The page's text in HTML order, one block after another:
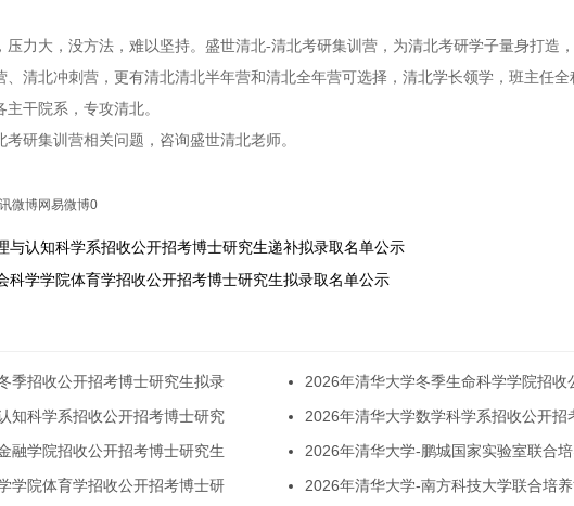
力大，没方法，难以坚持。盛世清北-清北考研集训营，为清北考研学子量身打造
、清北冲刺营，更有清北清北半年营和清北全年营可选择，清北学长领学，班主任
干院系，专攻清北。
研集训营相关问题，咨询盛世清北老师。
微博网易微博0
与认知科学系招收公开招考博士研究生递补拟录取名单公示
科学学院体育学招收公开招考博士研究生拟录取名单公示
季招收公开招考博士研究生拟录
知科学系招收公开招考博士研究
融学院招收公开招考博士研究生
学院体育学招收公开招考博士研
2026年清华大学冬季生命科学学院招收
2026年清华大学数学科学系招收公开招
2026年清华大学-鹏城国家实验室联合
2026年清华大学-南方科技大学联合培